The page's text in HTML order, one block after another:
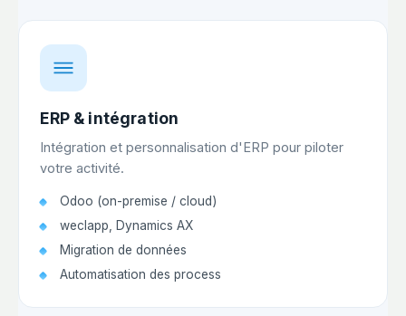
ERP & intégration
Intégration et personnalisation d'ERP pour piloter
votre activité.
Odoo (on-premise / cloud)
weclapp, Dynamics AX
Migration de données
Automatisation des process